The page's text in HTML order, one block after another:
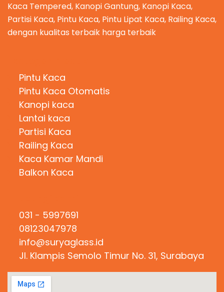
Kaca Tempered, Kanopi Gantung, Kanopi Kaca,
Partisi Kaca, Pintu Kaca, Pintu Lipat Kaca, Railing Kaca,
dengan kualitas terbaik harga terbaik
Pintu Kaca
Pintu Kaca Otomatis
Kanopi kaca
Lantai kaca
Partisi Kaca
Railing Kaca
Kaca Kamar Mandi
Balkon Kaca
031 - 5997691
08123047978
info@suryaglass.id
Jl. Klampis Semolo Timur No. 31, Surabaya